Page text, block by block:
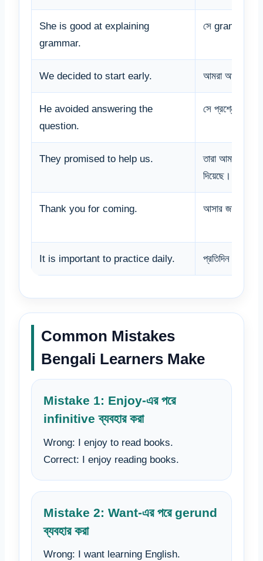
She is good at explaining
grammar.
সে grammar
We decided to start early. আমরা আগে শুরু
He avoided answering the
question.
সে প্রশ্নের
They promised to help us.
তারা আমাদের
দিয়েছে।
Thank you for coming. আসার জন্য
It is important to practice daily. প্রতিদিন
Common Mistakes
Bengali Learners Make
Mistake 1: Enjoy-এর পরে
infinitive ব্যবহার করা
Wrong: I enjoy to read books.
Correct: I enjoy reading books.
Mistake 2: Want-এর পরে gerund
ব্যবহার করা
Wrong: I want learning English.